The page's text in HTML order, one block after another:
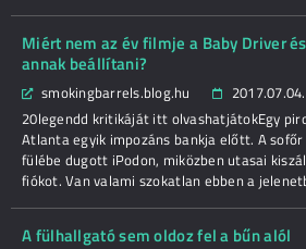
Miért nem az év filmje a Baby Driver
annak beállítani?
smokingbarrels.blog.hu
2017.07.04.
20legendd kritikáját itt olvashatjátokEgy
Atlanta egyik impozáns bankja előtt. A
fülébe dugott iPodon, miközben utasai
fiókot. Van valami szokatlan ebben a
A fülhallgató sem oldoz fel a bűn alól